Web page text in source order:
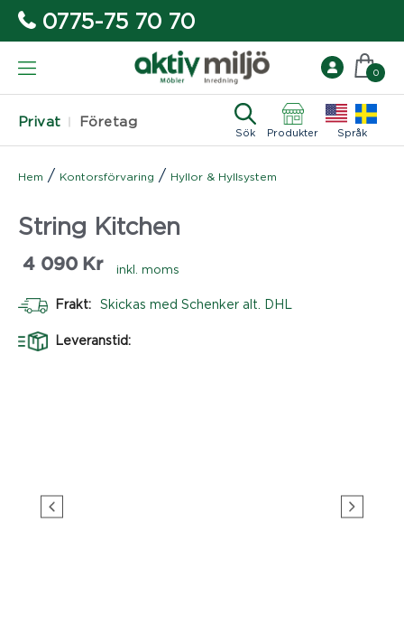
0775-75 70 70
Privat Företag
Sök Produkter Språk
0
Hem / Kontorsförvaring / Hyllor & Hyllsystem
String Kitchen
4 090 Kr inkl. moms
Frakt: Skickas med Schenker alt. DHL
Leveranstid: